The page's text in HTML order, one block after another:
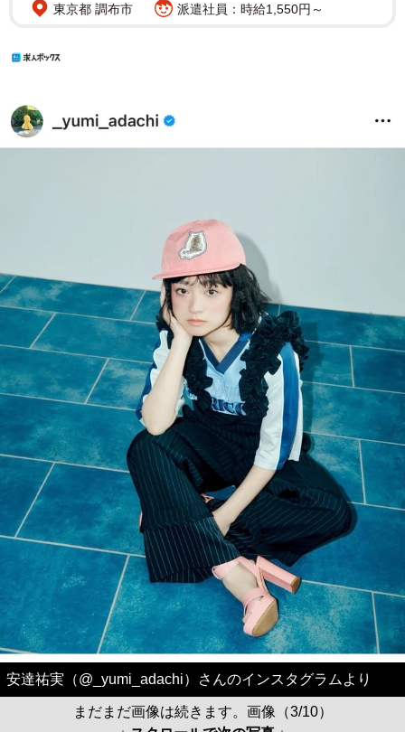
東京都 調布市
派遣社員：時給1,550円～
安達祐実（@_yumi_adachi）さんのインスタグラムより
まだまだ画像は続きます。画像（3/10）